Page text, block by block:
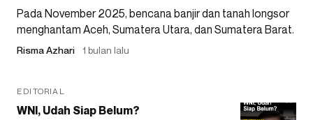
Pada November 2025, bencana banjir dan tanah longsor
menghantam Aceh, Sumatera Utara, dan Sumatera Barat.
Risma Azhari 1 bulan lalu
EDITORIAL
WNI, Udah Siap Belum?